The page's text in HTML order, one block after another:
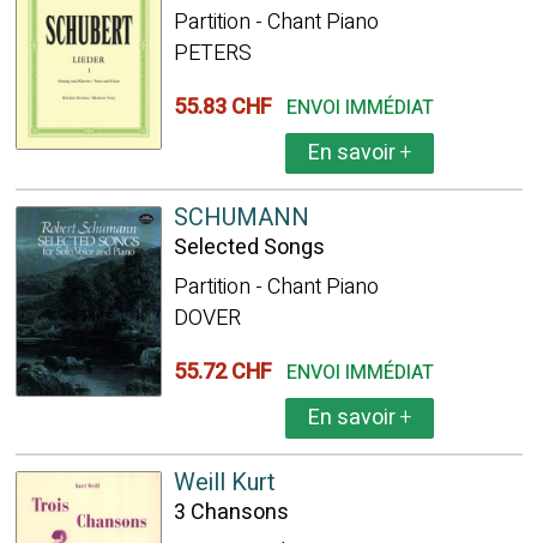
Partition - Chant Piano
PETERS
55.83 CHF ENVOI IMMÉDIAT
En savoir+
SCHUMANN
Selected Songs
Partition - Chant Piano
DOVER
55.72 CHF ENVOI IMMÉDIAT
En savoir+
Weill Kurt
3 Chansons